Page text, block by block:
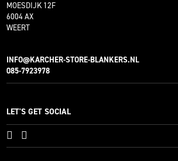
MOESDIJK 12F
6004 AX
WEERT
INFO@KARCHER-STORE-BLANKERS.NL
085-7923978
LET'S GET SOCIAL